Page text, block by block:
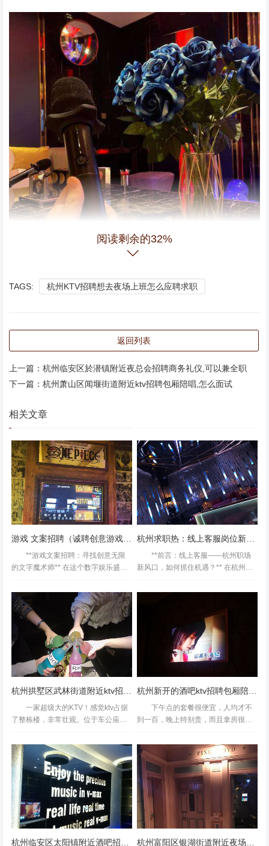
里面的环境还是不错的，就是服务态度有点不好音响效果不
管家,加班双倍工资吗？ 跟朋友一起在杭州玩吃过晚饭想着
去KTV大众上搜到了星聚会杭州中心店会比园区店贵一倍然
后我们就走了十分钟来到园区店了哈哈感觉省了一大笔钱曲
库很全抖音上的热门歌曲也几乎都有支持微信点歌很方便在
手机上就能操控了星聚会的装修风格好像每家都差不多复古
怀旧风进门后感觉很舒服不会觉得压抑,
阅读剩余的32%
TAGS: 杭州KTV招聘想去夜场上班怎么应聘求职
返回列表
上一篇： 杭州临安区於潜镇附近夜总会招聘商务礼仪,可以兼全职
下一篇： 杭州萧山区闻堰街道附近ktv招聘包厢陪唱,怎么面试
相关文章
游戏 文案招聘（诚聘创意游戏文案撰写人才）
**游戏文案招聘：寻找创意无限
的文字魔术师** 在这个数字娱乐盛行
是文化与创意的载体。每一行代码、
每一张原画背后，都藏着无数文案人
的智慧与心血。如果你...
杭州求职热：线上客服岗位新机遇
**前言：线上客服——杭州职场
新风口，如何抓住机遇？** 在杭州这
岗位正以"低门槛、高需求、灵活性
一家超级大的KTV！感觉ktv占据
了整栋楼，非常壮观。位于车公庙附
是太容易迷路了。在朋友的推荐工作
下来的，说食物非常好吃，价格也合
适。工作日下午确实价格...
下午点的套餐很便宜，人均才不
到一百，晚上特别贵，而且拿房很
椒盐凤爪我的最爱没有太多感觉，音
箱一般，团购价过去，还是很划算
的。还不错。音效需要加强。其他
都...
杭州临安区太阳镇附近酒吧招聘现场DJ,领队直招没套路的 杭州富阳区银湖街道附近夜场招聘现场DJ,有没有年龄限制_